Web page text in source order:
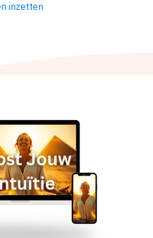
inzetten